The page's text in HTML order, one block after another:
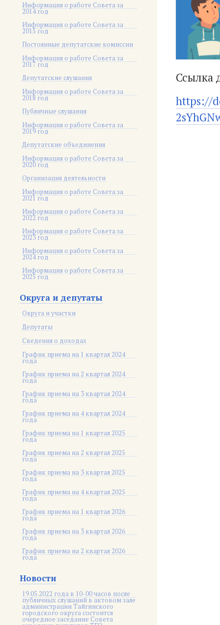
Информация о работе Совета за
2014 год
Информация о работе Совета за
2015 год
Постоянные депутатские комиссии
Информация о работе Совета за
2017 год
Депутатские слушания
Информация о работе Совета за
2018 год
Публичные слушания
Информация о работе Совета за
2019 год
Депутатские объединения
Информация о работе Совета за
2020 год
Организация деятельности
Информация о работе Совета за
2021 год
Информация о работе Совета за
2022 год
Информация о работе Совета за
2023 год
Информация о работе Совета за
2024 год
Информация о работе Совета за
2025 год
Округа и депутаты
Округа и участки
Депутаты
Сведения о доходах
График приема на 1 квартал 2024
года
График приема на 2 квартал 2024
года
График приема на 3 квартал 2024
года
График приема на 4 квартал 2024
года
График приема на 1 квартал 2025
года
График приема на 2 квартал 2025
года
График приема на 3 квартал 2025
года
График приема на 4 квартал 2025
года
График приема на 1 квартал 2026
года
График приема на 3 квартал 2026
года
График приема на 2 квартал 2026
года
Новости
19.05.2022 года в 10-00 часов после
публичных слушаний в актовом зале
администрации Тайгинского
городского округа состоится
очередное заседание Совета
Ссылка
https://